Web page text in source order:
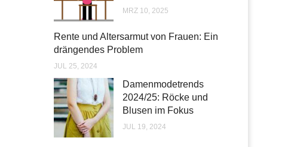
MRZ 10, 2025
Rente und Altersarmut von Frauen: Ein
drängendes Problem
JUL 25, 2024
Damenmodetrends
2024/25: Röcke und
Blusen im Fokus
JUL 19, 2024